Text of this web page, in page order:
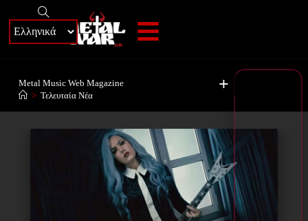
+
Metal Music Web Magazine
> Τελευταία Νέα